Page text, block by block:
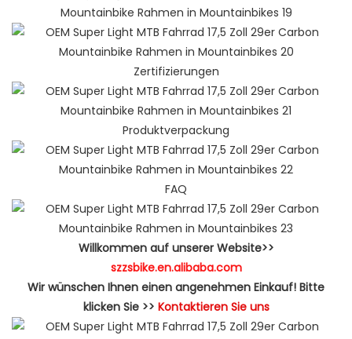
Zertifizierungen
Produktverpackung
FAQ
Willkommen auf unserer Website>>
szzsbike.en.alibaba.com
Wir wünschen Ihnen einen angenehmen Einkauf! Bitte
klicken Sie >> Kontaktieren Sie uns